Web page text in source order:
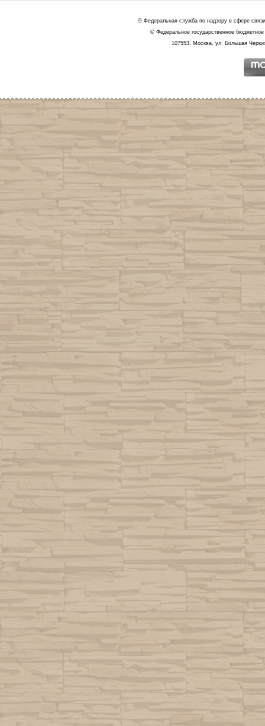
© Федеральная служба по надзору в сфере
© Федеральное государственное
107553, Москва, ул. Большая